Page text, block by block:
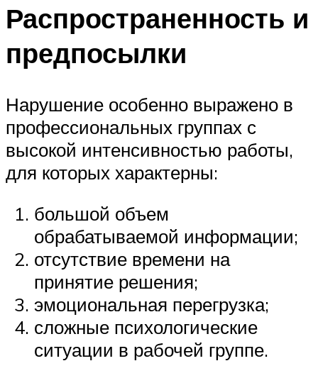
Распространенность и
предпосылки
Нарушение особенно выражено в
профессиональных группах с
высокой интенсивностью работы,
для которых характерны:
большой объем
обрабатываемой информации;
отсутствие времени на
принятие решения;
эмоциональная перегрузка;
сложные психологические
ситуации в рабочей группе.